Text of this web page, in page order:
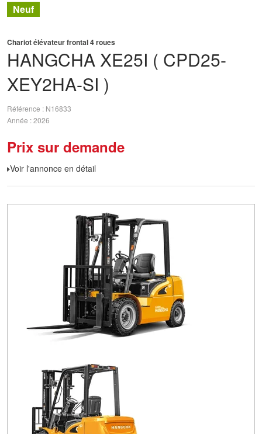
HANGCHA XE25I ( CPD25-
XEY2HA-SI )
Chariot élévateur frontal 4 roues
Référence
N16833
Année 2026
Prix sur demande
Voir l'annonce en détail
Neuf